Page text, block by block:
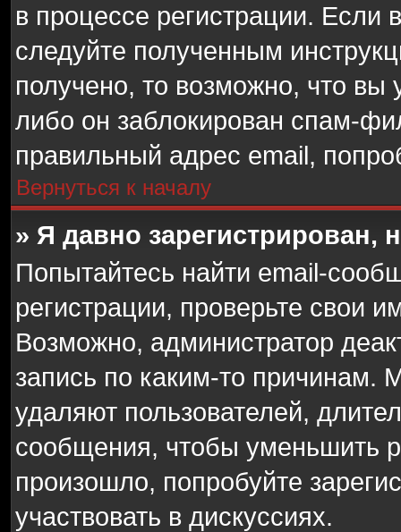
в процессе регистрации.
следуйте полученным
получено, то возможно, что
либо он заблокирован спам-
правильный адрес email,
Вернуться к началу
» Я давно зарегистрирован,
Попытайтесь найти email-
регистрации, проверьте свои
Возможно, администратор
запись по каким-то причинам.
удаляют пользователей,
сообщения, чтобы уменьшить
произошло, попробуйте
участвовать в дискуссиях.